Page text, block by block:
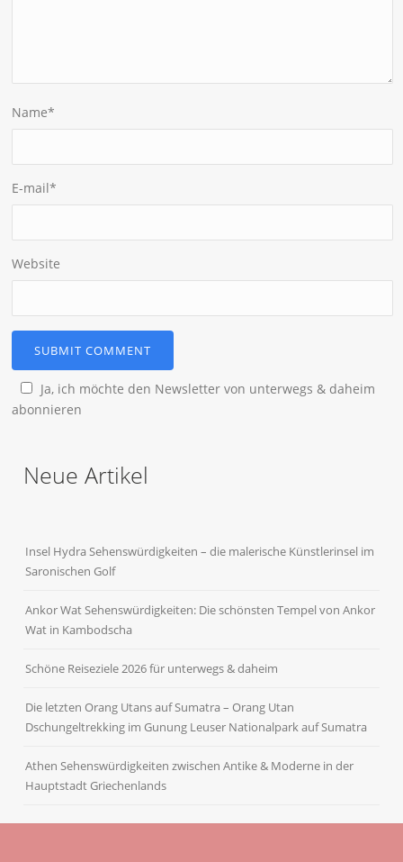
Name*
E-mail*
Website
Ja, ich möchte den Newsletter von unterwegs & daheim
abonnieren
Neue Artikel
Insel Hydra Sehenswürdigkeiten – die malerische Künstlerinsel im
Saronischen Golf
Ankor Wat Sehenswürdigkeiten: Die schönsten Tempel von Ankor
Wat in Kambodscha
Schöne Reiseziele 2026 für unterwegs & daheim
Die letzten Orang Utans auf Sumatra – Orang Utan
Dschungeltrekking im Gunung Leuser Nationalpark auf Sumatra
Athen Sehenswürdigkeiten zwischen Antike & Moderne in der
Hauptstadt Griechenlands